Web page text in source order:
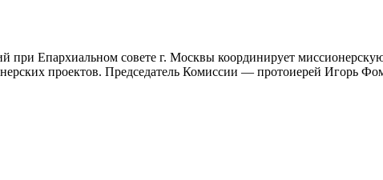
при Епархиальном совете г. Москвы координирует
проектов. Председатель Комиссии — протоиерей Игорь